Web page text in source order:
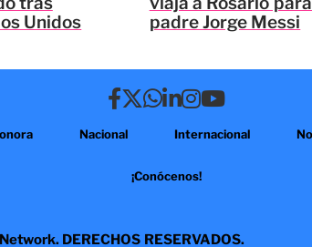
Unidos
padre Jorge Messi
Nacional Internacional
¡Conócenos!
DERECHOS RESERVADOS.